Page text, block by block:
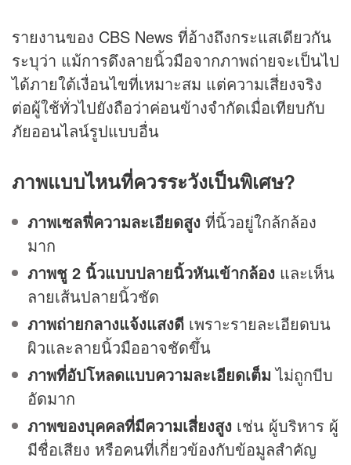
รายงานของ CBS News ที่อ้างถึงกระแสเดียวกัน
ระบุว่า แม้การดึงลายนิ้วมือจากภาพถ่ายจะเป็นไป
ได้ภายใต้เงื่อนไขที่เหมาะสม แต่ความเสี่ยงจริง
ต่อผู้ใช้ทั่วไปยังถือว่าค่อนข้างจำกัดเมื่อเทียบกับ
ภัยออนไลน์รูปแบบอื่น
ภาพแบบไหนที่ควรระวังเป็นพิเศษ?
ภาพเซลฟี่ความละเอียดสูง ที่นิ้วอยู่ใกล้กล้อง
มาก
ภาพชู 2 นิ้วแบบปลายนิ้วหันเข้ากล้อง และเห็น
ลายเส้นปลายนิ้วชัด
ภาพถ่ายกลางแจ้งแสงดี เพราะรายละเอียดบน
ผิวและลายนิ้วมืออาจชัดขึ้น
ภาพที่อัปโหลดแบบความละเอียดเต็มไม่ถูกบีบ
อัดมาก
ภาพของบุคคลที่มีความเสี่ยงสูง เช่น ผู้บริหาร ผู้
มีชื่อเสียง หรือคนที่เกี่ยวข้องกับข้อมูลสำคัญ